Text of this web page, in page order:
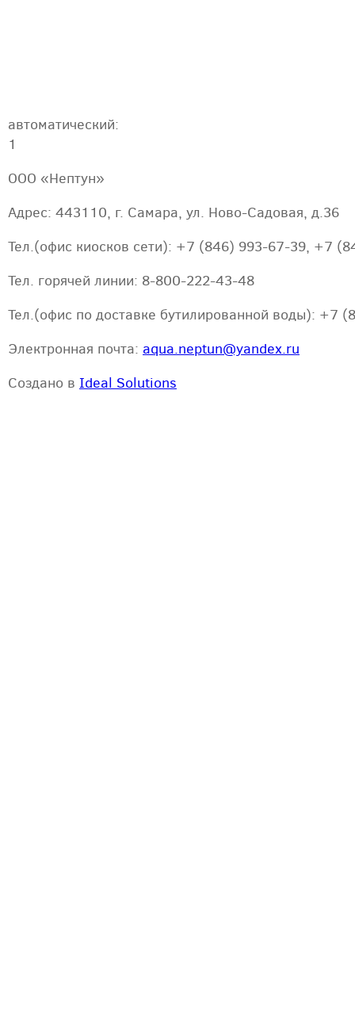
автоматический:
1
ООО «Нептун»
Адрес: 443110, г. Самара, ул. Ново-Садовая, д.36
Тел.(офис киосков сети): +7 (846) 993-67-39, +7
Тел. горячей линии: 8-800-222-43-48
Тел.(офис по доставке бутилированной воды):
Электронная почта: aqua.neptun@yandex.ru
Создано в Ideal Solutions